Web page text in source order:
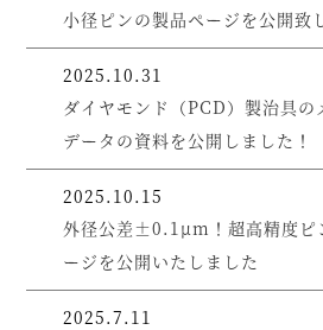
小径ピンの製品ページを公開致
2025.10.31
ダイヤモンド（PCD）製治具の
データの資料を公開しました！
2025.10.15
外径公差±0.1μm！超高精度ピ
ージを公開いたしました
2025.7.11